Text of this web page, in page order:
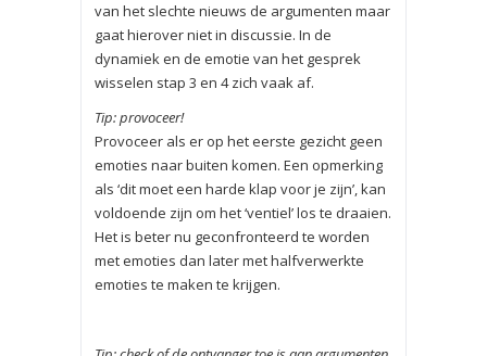
van het slechte nieuws de argumenten maar
gaat hierover niet in discussie. In de
dynamiek en de emotie van het gesprek
wisselen stap 3 en 4 zich vaak af.
Tip: provoceer!
Provoceer als er op het eerste gezicht geen
emoties naar buiten komen. Een opmerking
als ‘dit moet een harde klap voor je zijn’, kan
vol­doende zijn om het ‘ventiel’ los te draaien.
Het is beter nu gecon­fronteerd te worden
met emoties dan later met halfverwerkte
emoties te maken te krijgen.